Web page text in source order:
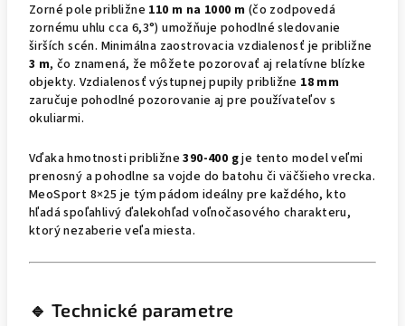
Zorné pole približne 110 m na 1000 m (čo zodpovedá
zornému uhlu cca 6,3°) umožňuje pohodlné sledovanie
širších scén. Minimálna zaostrovacia vzdialenosť je približne
3 m, čo znamená, že môžete pozorovať aj relatívne blízke
objekty. Vzdialenosť výstupnej pupily približne 18 mm
zaručuje pohodlné pozorovanie aj pre používateľov s
okuliarmi.
Vďaka hmotnosti približne390-400 gje tento model veľmi
prenosný a pohodlne sa vojde do batohu či väčšieho vrecka.
MeoSport 8×25 je tým pádom ideálny pre každého, kto
hľadá spoľahlivý ďalekohľad voľnočasového charakteru,
ktorý nezaberie veľa miesta.
🔹 Technické parametre